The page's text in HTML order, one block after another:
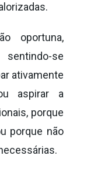
oportuna,
se
ativamente
aspirar a
porque
porque não